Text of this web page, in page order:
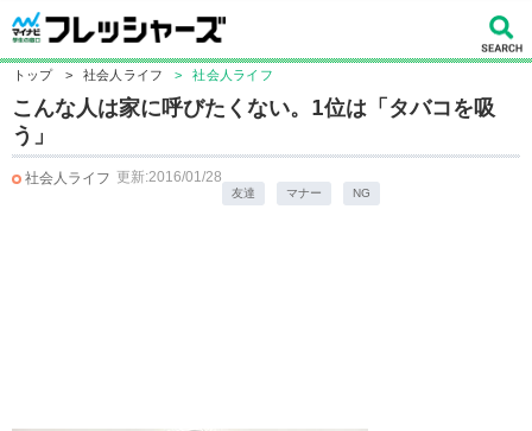
トップ > 社会人ライフ > 社会人ライフ
こんな人は家に呼びたくない。1位は「タバコを吸
う」
社会人ライフ 更新:2016/01/28
友達 マナー NG